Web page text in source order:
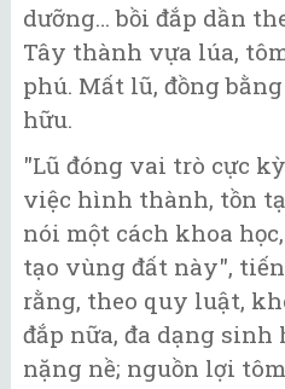
dưỡng… bồi đắp dần
Tây thành vựa lúa,
phú. Mất lũ, đồng
hữu.
"Lũ đóng vai trò cực
việc hình thành, tồn
nói một cách khoa
tạo vùng đất này",
rằng, theo quy luật,
đắp nữa, đa dạng sinh
nặng nề; nguồn lợi